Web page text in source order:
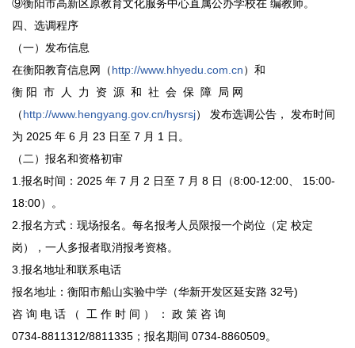
⑨衡阳市高新区原教育文化服务中心直属公办学校在 编教师。
四、选调程序
（一）发布信息
在衡阳教育信息网（http://www.hhyedu.com.cn）和
衡 阳 市 人 力 资 源 和 社 会 保 障 局 网
（http://www.hengyang.gov.cn/hysrsj） 发布选调公告， 发布时间
为 2025 年 6 月 23 日至 7 月 1 日。
（二）报名和资格初审
1.报名时间：2025 年 7 月 2 日至 7 月 8 日（8:00-12:00、 15:00-
18:00）。
2.报名方式：现场报名。每名报考人员限报一个岗位（定 校定
岗），一人多报者取消报考资格。
3.报名地址和联系电话
报名地址：衡阳市船山实验中学（华新开发区延安路 32号)
咨 询 电 话 （ 工 作 时 间 ） ： 政 策 咨 询
0734-8811312/8811335；报名期间 0734-8860509。